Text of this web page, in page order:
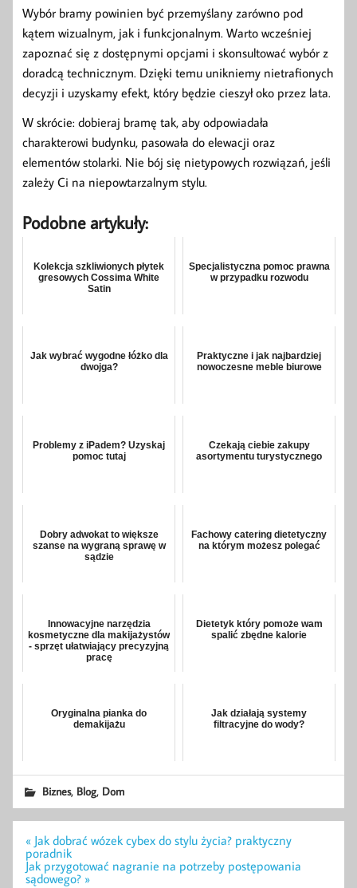
Wybór bramy powinien być przemyślany zarówno pod
kątem wizualnym, jak i funkcjonalnym. Warto wcześniej
zapoznać się z dostępnymi opcjami i skonsultować wybór z
doradcą technicznym. Dzięki temu unikniemy nietrafionych
decyzji i uzyskamy efekt, który będzie cieszył oko przez lata.
W skrócie: dobieraj bramę tak, aby odpowiadała
charakterowi budynku, pasowała do elewacji oraz
elementów stolarki. Nie bój się nietypowych rozwiązań, jeśli
zależy Ci na niepowtarzalnym stylu.
Podobne artykuły:
Kolekcja szkliwionych płytek
gresowych Cossima White
Satin
Specjalistyczna pomoc prawna
w przypadku rozwodu
Jak wybrać wygodne łóżko dla
dwojga?
Praktyczne i jak najbardziej
nowoczesne meble biurowe
Problemy z iPadem? Uzyskaj
pomoc tutaj
Czekają ciebie zakupy
asortymentu turystycznego
Dobry adwokat to większe
szanse na wygraną sprawę w
sądzie
Fachowy catering dietetyczny
na którym możesz polegać
Innowacyjne narzędzia
kosmetyczne dla makijażystów
- sprzęt ułatwiający precyzyjną
pracę
Dietetyk który pomoże wam
spalić zbędne kalorie
Oryginalna pianka do
demakijażu
Jak działają systemy
filtracyjne do wody?
Biznes, Blog, Dom
Nawigacja
wpisu
« Jak dobrać wózek cybex do stylu życia? praktyczny
poradnik
Jak przygotować nagranie na potrzeby postępowania
sądowego? »